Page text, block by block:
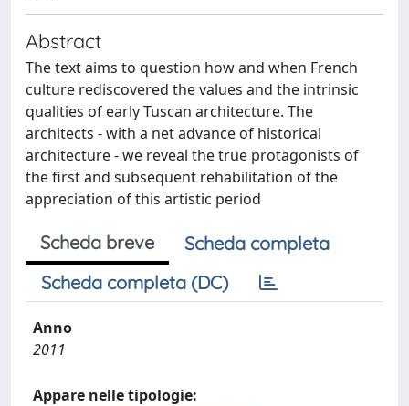
Abstract
The text aims to question how and when French
culture rediscovered the values and the intrinsic
qualities of early Tuscan architecture. The
architects - with a net advance of historical
architecture - we reveal the true protagonists of
the first and subsequent rehabilitation of the
appreciation of this artistic period
Scheda breve
Scheda completa
Scheda completa (DC)
Anno
2011
Appare nelle tipologie: